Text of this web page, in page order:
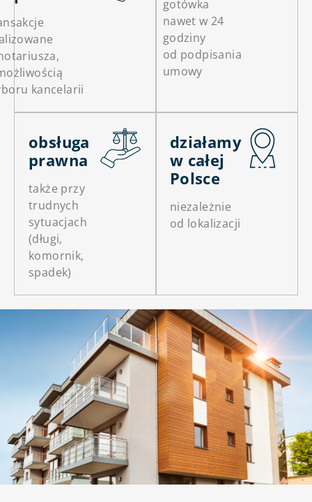
kancelarii
gotówka
nawet w 24
godziny
od podpisania
umowy
obsługa
prawna
także przy
trudnych
sytuacjach
(długi,
komornik,
spadek)
działamy
w całej
Polsce
niezależnie
od lokalizacji